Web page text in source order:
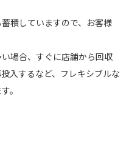
積していますので、お客様
場合、すぐに店舗から回収
入するなど、フレキシブルな
。